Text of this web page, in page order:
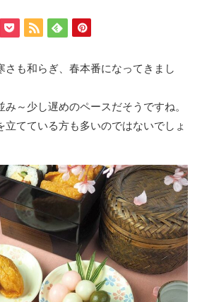
さも和らぎ、春本番になってきまし
～少し遅めのペースだそうですね。
立てている方も多いのではないでしょ